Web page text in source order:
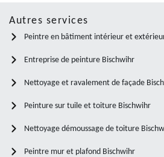
Autres services
Peintre en bâtiment intérieur et
Entreprise de peinture Bischwihr
Nettoyage et ravalement de façade
Peinture sur tuile et toiture Bischwihr
Nettoyage démoussage de toiture
Peintre mur et plafond Bischwihr